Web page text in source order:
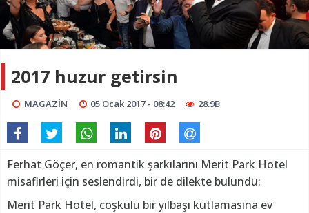
2017 huzur getirsin
MAGAZİN 05 Ocak 2017 - 08:42 28.9B
Ferhat Göçer, en romantik şarkılarını Merit Park Hotel
misafirleri için seslendirdi, bir de dilekte bulundu:
Merit Park Hotel, coşkulu bir yılbaşı kutlamasına ev